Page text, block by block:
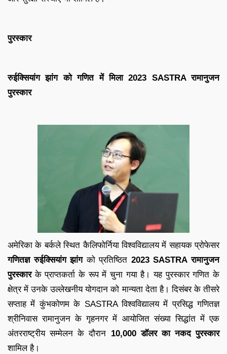
पुरस्कार
रुईक्सियांग झांग को गणित में मिला 2023 SASTRA रामानुजन
पुरस्कार
अमेरिका के बर्कले स्थित कैलिफोर्निया विश्वविद्यालय में सहायक प्रोफेसर
गणितज्ञ रुईक्सियांग झांगको प्रतिष्ठित 2023 SASTRA रामानुजन
पुरस्कारके प्राप्तकर्ता के रूप में चुना गया है। यह पुरस्कार गणित के
क्षेत्र में उनके उल्लेखनीय योगदान को मान्यता देता है। दिसंबर के तीसरे
सप्ताह में कुंभकोणम के SASTRA विश्वविद्यालय में प्रसिद्ध गणितज्ञ
श्रीनिवास रामानुजन के गृहनगर में आयोजित संख्या सिद्धांत में एक
अंतरराष्ट्रीय सम्मेलन के दौरान 10,000 डॉलर का नकद पुरस्कार
शामिल है।